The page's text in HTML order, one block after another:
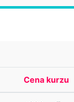
Cena kurzu